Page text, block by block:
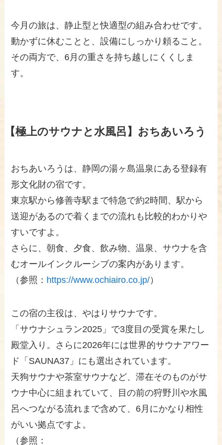
今月の旅は、静止型と快適型の組み合わせです。
動かずに休むことと、設備にしっかり頼ること。
その両方で、6月の重さを持ち越しにくくしま
す。
【極上のサウナと水風呂】おちあいろう
おちあいろうは、静岡の湯ヶ島温泉にある登録有
形文化財の宿です。
東京駅から修善寺駅まで特急で約2時間、駅から
送迎があるので着くまでの流れも比較的わかりや
すいですよ。
さらに、朝食、夕食、飲み物、温泉、サウナを含
むオールインクルーシブの案内があります。
（参照： https://www.ochiairo.co.jp/）
この宿の主役は、やはりサウナです。
「サウナシュラン2025」で3度目の受賞を果たし
殿堂入り。さらに2026年には世界的サウナアワー
ド「SAUNA37」にも選出されています。
天狗サウナや茶室サウナなど、滞在そのものがサ
ウナ中心に組まれていて、目の前の狩野川や水風
呂へつながる流れまで含めて、6月にかなり相性
がいい拠点ですよ。
（参照：